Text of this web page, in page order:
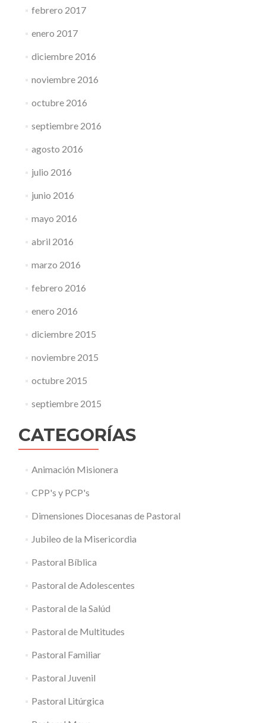
febrero 2017
enero 2017
diciembre 2016
noviembre 2016
octubre 2016
septiembre 2016
agosto 2016
julio 2016
junio 2016
mayo 2016
abril 2016
marzo 2016
febrero 2016
enero 2016
diciembre 2015
noviembre 2015
octubre 2015
septiembre 2015
CATEGORÍAS
Animación Misionera
CPP's y PCP's
Dimensiones Diocesanas de Pastoral
Jubileo de la Misericordia
Pastoral Bíblica
Pastoral de Adolescentes
Pastoral de la Salúd
Pastoral de Multitudes
Pastoral Familiar
Pastoral Juvenil
Pastoral Litúrgica